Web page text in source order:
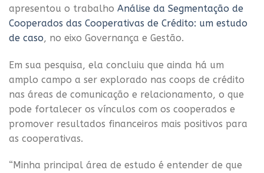
apresentou o trabalho Análise da Segmentação de
Cooperados das Cooperativas de Crédito: um estudo
de caso, no eixo Governança e Gestão.
Em sua pesquisa, ela concluiu que ainda há um
amplo campo a ser explorado nas coops de crédito
nas áreas de comunicação e relacionamento, o que
pode fortalecer os vínculos com os cooperados e
promover resultados financeiros mais positivos para
as cooperativas.
“Minha principal área de estudo é entender de que